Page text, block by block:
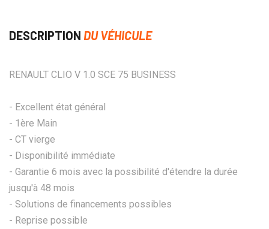
DESCRIPTION DU VÉHICULE
RENAULT CLIO V 1.0 SCE 75 BUSINESS
- Excellent état général
- 1ère Main
- CT vierge
- Disponibilité immédiate
- Garantie 6 mois avec la possibilité d'étendre la durée
jusqu'à 48 mois
- Solutions de financements possibles
- Reprise possible